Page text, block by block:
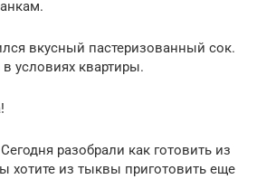
вкусный пастеризованный сок.
условиях квартиры.
разобрали как готовить из
хотите из тыквы приготовить еще